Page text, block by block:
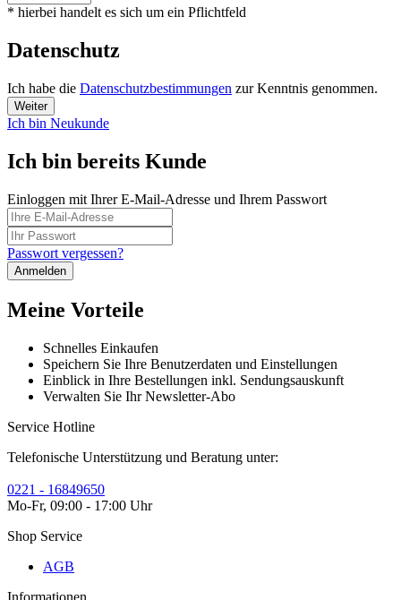
* hierbei handelt es sich um ein Pflichtfeld
Datenschutz
Ich habe die Datenschutzbestimmungen zur Kenntnis genommen.
Weiter
Ich bin Neukunde
Ich bin bereits Kunde
Einloggen mit Ihrer E-Mail-Adresse und Ihrem Passwort
Passwort vergessen?
Anmelden
Meine Vorteile
Schnelles Einkaufen
Speichern Sie Ihre Benutzerdaten und Einstellungen
Einblick in Ihre Bestellungen inkl. Sendungsauskunft
Verwalten Sie Ihr Newsletter-Abo
Service Hotline
Telefonische Unterstützung und Beratung unter:
0221 - 16849650
Mo-Fr, 09:00 - 17:00 Uhr
Shop Service
AGB
Informationen